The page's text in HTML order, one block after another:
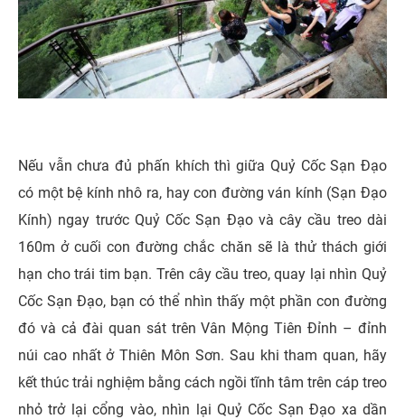
Nếu vẫn chưa đủ phấn khích thì giữa Quỷ Cốc Sạn Đạo
có một bệ kính nhô ra, hay con đường ván kính (Sạn Đạo
Kính) ngay trước Quỷ Cốc Sạn Đạo và cây cầu treo dài
160m ở cuối con đường chắc chăn sẽ là thử thách giới
hạn cho trái tim bạn. Trên cây cầu treo, quay lại nhìn Quỷ
Cốc Sạn Đạo, bạn có thể nhìn thấy một phần con đường
đó và cả đài quan sát trên Vân Mộng Tiên Đỉnh – đỉnh
núi cao nhất ở Thiên Môn Sơn. Sau khi tham quan, hãy
kết thúc trải nghiệm bằng cách ngồi tĩnh tâm trên cáp treo
nhỏ trở lại cổng vào, nhìn lại Quỷ Cốc Sạn Đạo xa dần